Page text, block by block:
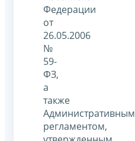
Федерации
от
26.05.2006
№
59-
ФЗ,
а
также
Административным
регламентом,